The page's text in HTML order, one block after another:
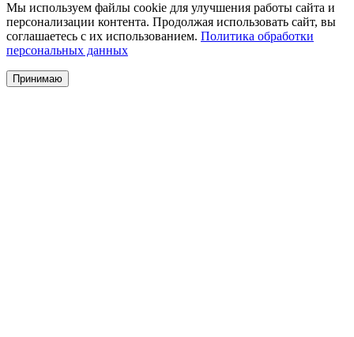
Мы используем файлы cookie для улучшения работы сайта и
персонализации контента. Продолжая использовать сайт, вы
соглашаетесь с их использованием. Политика обработки
персональных данных
Принимаю